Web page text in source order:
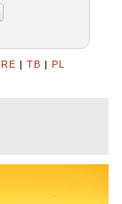
TB PL